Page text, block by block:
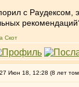
с Раудексом,
Скот
Июн 18, 12:28 (8 лет